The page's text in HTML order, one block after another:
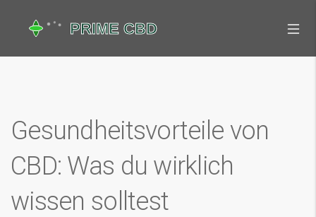
Gesundheitsvorteile von
CBD: Was du wirklich
wissen solltest